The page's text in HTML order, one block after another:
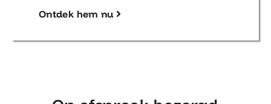
Ontdek hem nu